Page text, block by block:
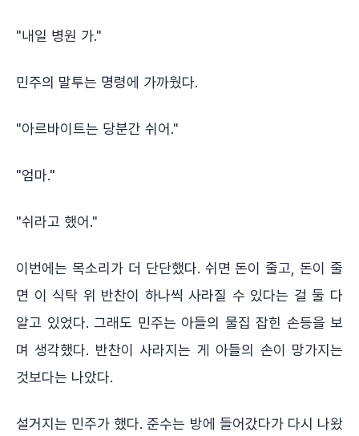
"내일 병원 가."
민주의 말투는 명령에 가까웠다.
"아르바이트는 당분간 쉬어."
"엄마."
"쉬라고 했어."
이번에는 목소리가 더 단단했다. 쉬면 돈이 줄고, 돈이 줄
면 이 식탁 위 반찬이 하나씩 사라질 수 있다는 걸 둘 다
알고 있었다. 그래도 민주는 아들의 물집 잡힌 손등을 보
며 생각했다. 반찬이 사라지는 게 아들의 손이 망가지는
것보다는 나았다.
설거지는 민주가 했다. 준수는 방에 들어갔다가 다시 나왔